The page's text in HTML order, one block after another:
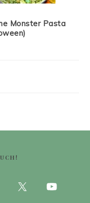
Monster Pasta